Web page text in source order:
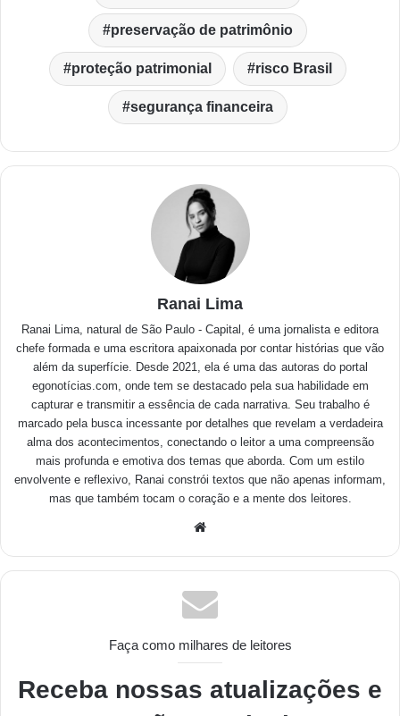
preservação de patrimônio
proteção patrimonial risco Brasil
segurança financeira
Ranai Lima
Ranai Lima, natural de São Paulo - Capital, é uma jornalista e editora
chefe formada e uma escritora apaixonada por contar histórias que vão
além da superfície. Desde 2021, ela é uma das autoras do portal
egonotícias.com, onde tem se destacado pela sua habilidade em
capturar e transmitir a essência de cada narrativa. Seu trabalho é
marcado pela busca incessante por detalhes que revelam a verdadeira
alma dos acontecimentos, conectando o leitor a uma compreensão
mais profunda e emotiva dos temas que aborda. Com um estilo
envolvente e reflexivo, Ranai constrói textos que não apenas informam,
mas que também tocam o coração e a mente dos leitores.
Faça como milhares de leitores
Receba nossas atualizações e